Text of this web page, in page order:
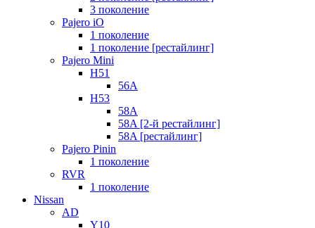
3 поколение
Pajero iO
1 поколение
1 поколение [рестайлинг]
Pajero Mini
H51
56A
H53
58A
58A [2-й рестайлинг]
58A [рестайлинг]
Pajero Pinin
1 поколение
RVR
1 поколение
Nissan
AD
Y10